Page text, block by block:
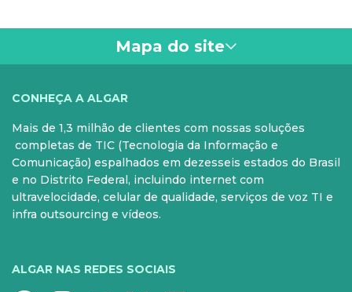
Mapa do site
PARA SUA CASA
Internet Fibra
Fixo
Super Wi-Fi
CELULAR
Aparelhos
CONHEÇA A ALGAR
Mais de 1,3 milhão de clientes com nossas soluções
completas de TIC (Tecnologia da Informação e
Comunicação) espalhados em dezesseis estados do Brasil
e no Distrito Federal, incluindo internet com
ultravelocidade, celular de qualidade, serviços de voz TI e
infra outsourcing e vídeos.
ALGAR NAS REDES SOCIAIS